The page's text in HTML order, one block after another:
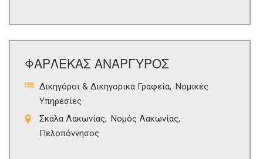
ΦΑΡΛΕΚΑΣ ΑΝΑΡΓΥΡΟΣ
Δικηγόροι & Δικηγορικά Γραφεία Νομικές
Υπηρεσίες
Σκάλα Λακωνίας
Νομός Λακωνίας
Πελοπόννησος